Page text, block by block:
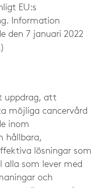
EU:s
Information
den 7 januari 2022
uppdrag, att
möjliga cancervård
inom
hållbara,
lösningar som
som lever med
och